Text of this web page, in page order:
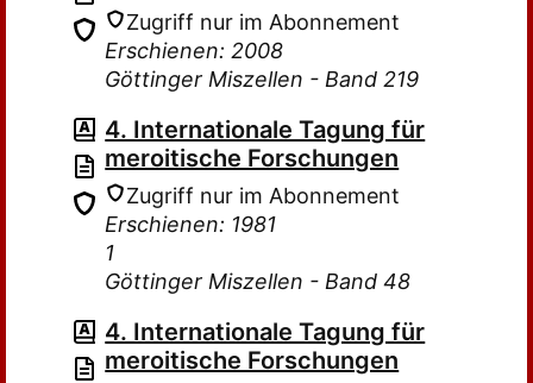
Zugriff nur im Abonnement
Erschienen: 2008
Göttinger Miszellen - Band 219
4. Internationale Tagung für
meroitische Forschungen
Zugriff nur im Abonnement
Erschienen: 1981
1
Göttinger Miszellen - Band 48
4. Internationale Tagung für
meroitische Forschungen